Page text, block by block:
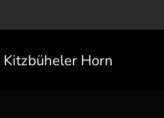
Kitzbüheler Horn